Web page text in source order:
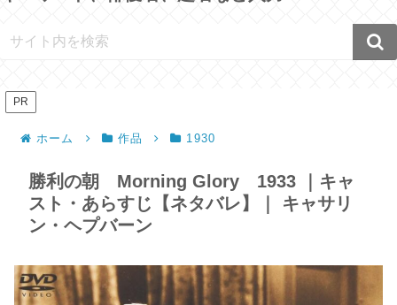
PR
ホーム 作品 1930
勝利の朝 Morning Glory 1933 ｜キャ
スト・あらすじ【ネタバレ】｜ キャサリ
ン・ヘプバーン